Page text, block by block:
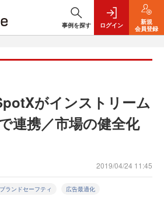
事例を探す ログイン
新規
会員登録
がインストリーム
連携／市場の健全化
2019/04/24 11:45
ブランドセーフティ 広告最適化